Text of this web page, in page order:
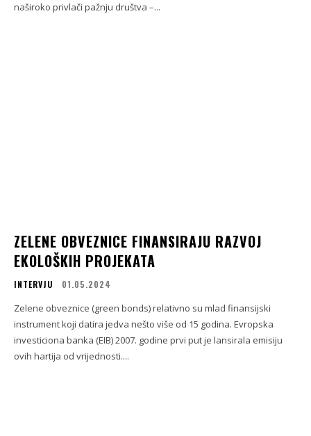
naširoko privlači pažnju društva –...
ZELENE OBVEZNICE FINANSIRAJU RAZVOJ
EKOLOŠKIH PROJEKATA
INTERVJU 01.05.2024
Zelene obveznice (green bonds) relativno su mlad finansijski
instrument koji datira jedva nešto više od 15 godina. Evropska
investiciona banka (EIB) 2007. godine prvi put je lansirala emisiju
ovih hartija od vrijednosti....